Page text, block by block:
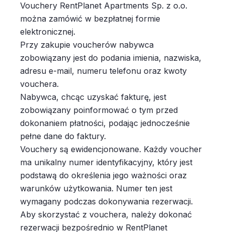
Vouchery RentPlanet Apartments Sp. z o.o.
można zamówić w bezpłatnej formie
elektronicznej.
Przy zakupie voucherów nabywca
zobowiązany jest do podania imienia, nazwiska,
adresu e-mail, numeru telefonu oraz kwoty
vouchera.
Nabywca, chcąc uzyskać fakturę, jest
zobowiązany poinformować o tym przed
dokonaniem płatności, podając jednocześnie
pełne dane do faktury.
Vouchery są ewidencjonowane. Każdy voucher
ma unikalny numer identyfikacyjny, który jest
podstawą do określenia jego ważności oraz
warunków użytkowania. Numer ten jest
wymagany podczas dokonywania rezerwacji.
Aby skorzystać z vouchera, należy dokonać
rezerwacji bezpośrednio w RentPlanet